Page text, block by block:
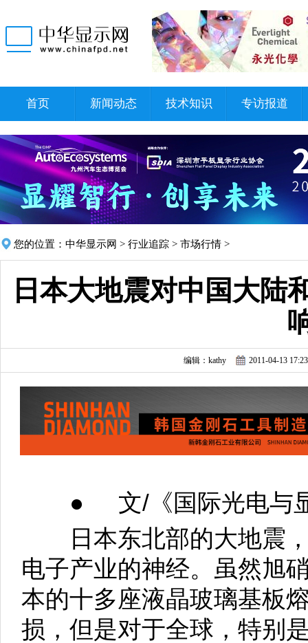
首页 新闻动态 技术知识 专访报道
您的位置： 中华显示网 > 行业追踪 > 市场行情 >
日本大地震对中国大陆
编辑：kathy 2011-04-13
● 文/《国际光电与显
日本东北部的大地震，
电子产业的神经。虽然旭
本的十多座液晶玻璃基板
损，但是对于全球，特别